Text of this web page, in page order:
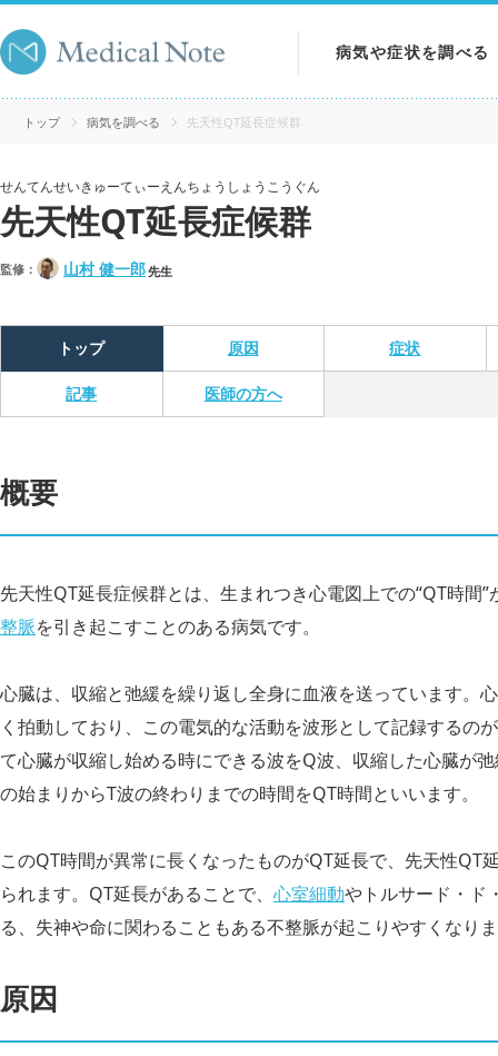
病気や症状を調べる
病気を調べる
トップ 病気を調べる 先天性QT延長症候群
せんてんせいきゅーてぃーえんちょうしょうこうぐん
先天性QT延長症候群
監修： 山村 健一郎先生
トップ 原因 症状
記事 医師の方へ
概要
先天性QT延長症候群とは、生まれつき心電図上での“QT時間
整脈を引き起こすことのある病気です。
心臓は、収縮と弛緩を繰り返し全身に血液を送っています。
く拍動しており、この電気的な活動を波形として記録するの
て心臓が収縮し始める時にできる波をQ波、収縮した心臓が
の始まりからT波の終わりまでの時間をQT時間といいます。
このQT時間が異常に長くなったものがQT延長で、先天性QT
られます。QT延長があることで、 心室細動やトルサード・ド
る、失神や命に関わることもある不整脈が起こりやすくなり
原因